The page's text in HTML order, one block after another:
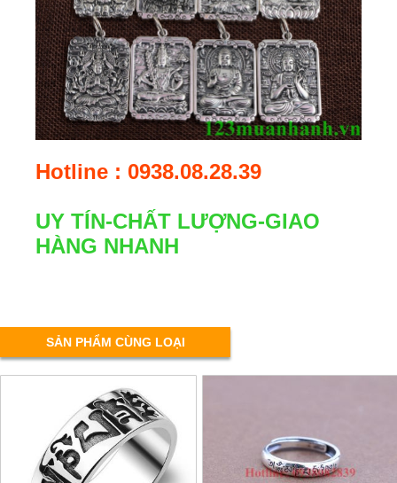
Hotline : 0938.08.28.39
UY TÍN-CHẤT LƯỢNG-GIAO
HÀNG NHANH
SẢN PHẨM CÙNG LOẠI